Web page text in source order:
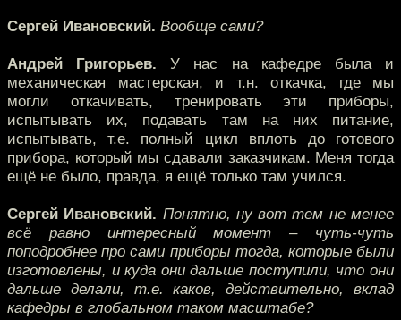
Сергей Ивановский. Вообще сами?
Андрей Григорьев. У нас на кафедре была и
механическая мастерская, и т.н. откачка, где мы
могли откачивать, тренировать эти приборы,
испытывать их, подавать там на них питание,
испытывать, т.е. полный цикл вплоть до готового
прибора, который мы сдавали заказчикам. Меня тогда
ещё не было, правда, я ещё только там учился.
Сергей Ивановский. Понятно, ну вот тем не менее
всё равно интересный момент – чуть-чуть
поподробнее про сами приборы тогда, которые были
изготовлены, и куда они дальше поступили, что они
дальше делали, т.е. каков, действительно, вклад
кафедры в глобальном таком масштабе?